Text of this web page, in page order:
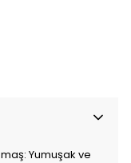
Yumuşak ve